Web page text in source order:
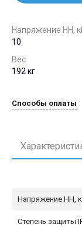
Напряжение НН,
10
Вес
192 кг
Способы оплаты
Напряжение НН,
Степень защиты